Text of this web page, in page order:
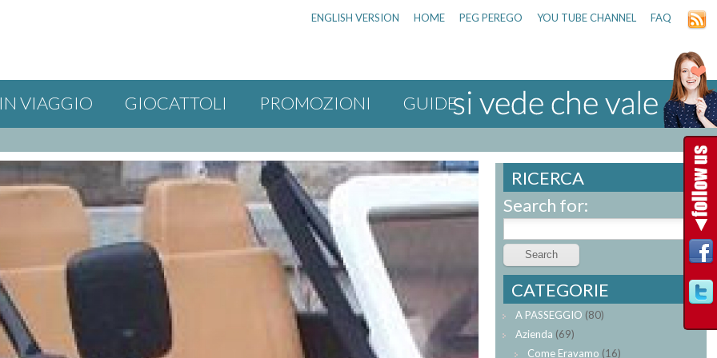
ENGLISH VERSION HOME PEG PEREGO YOU TUBE CHANNEL FAQ
IN VIAGGIO GIOCATTOLI PROMOZIONI
GUIDE
RICERCA
Search for:
CATEGORIE
A PASSEGGIO (80)
Azienda (69)
Come Eravamo (16)